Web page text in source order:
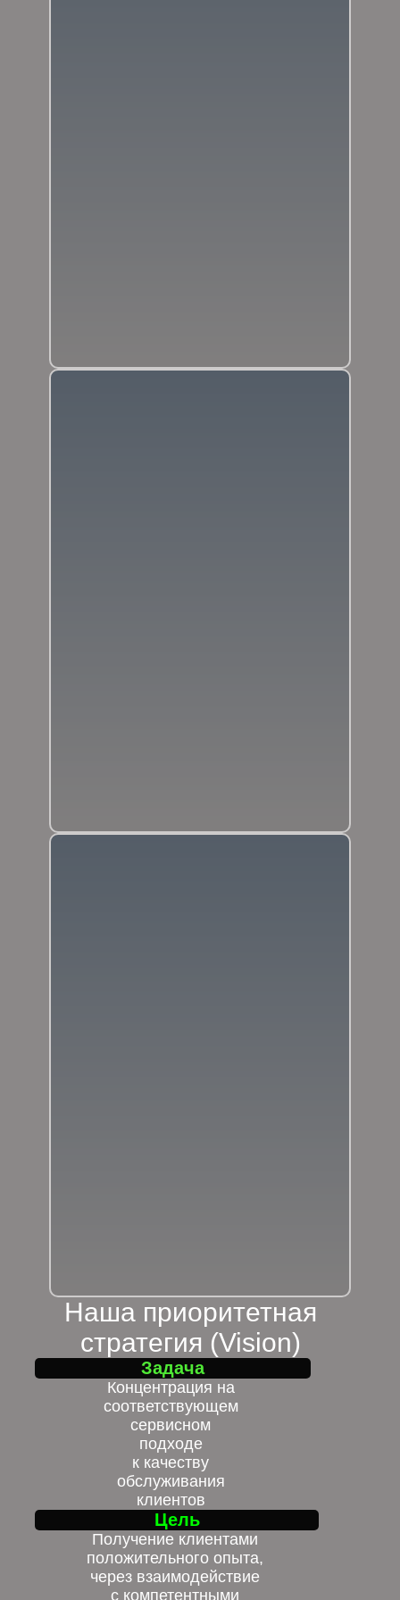
Наша приоритетная
стратегия (Vision)
Задача
Концентрация на
соответствующем
сервисном
подходе
к качеству
обслуживания
клиентов
Цель
Получение клиентами
положительного опыта,
через взаимодействие
с компетентными